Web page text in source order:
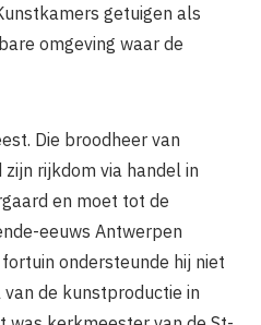
getuigen als
omgeving waar de
Die broodheer van
rijkdom via handel in
en moet tot de
eeuws Antwerpen
ondersteunde hij niet
de kunstproductie in